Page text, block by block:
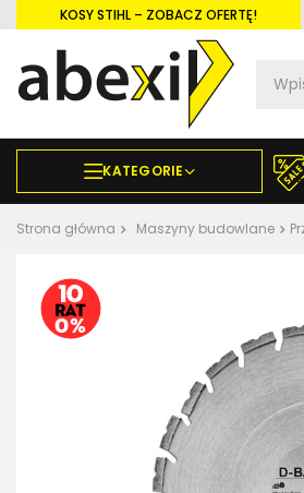
KOSY STIHL – ZOBACZ OFERTĘ!
KATEGORIE
Strona główna Maszyny budowlane